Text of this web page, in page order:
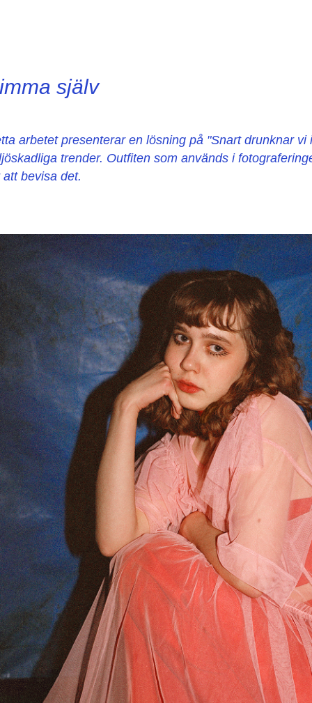
själv
arbetet presenterar en lösning på "Snart drunknar
trender. Outfiten som används i
att bevisa det.